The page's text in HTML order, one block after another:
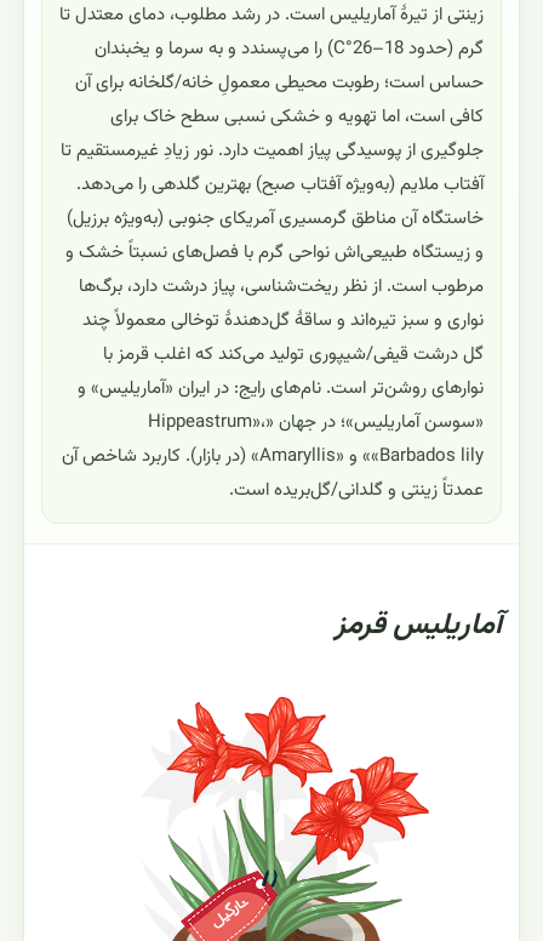
زینتی از تیرهٔ آماریلیس است. در رشد مطلوب، دمای معتدل تا
گرم (حدود 18–26°C) را می‌پسندد و به سرما و یخبندان
حساس است؛ رطوبت محیطی معمولِ خانه/گلخانه برای آن
کافی است، اما تهویه و خشکی نسبی سطح خاک برای
جلوگیری از پوسیدگی پیاز اهمیت دارد. نور زیادِ غیرمستقیم تا
آفتاب ملایم (به‌ویژه آفتاب صبح) بهترین گلدهی را می‌دهد.
خاستگاه آن مناطق گرمسیری آمریکای جنوبی (به‌ویژه برزیل)
و زیستگاه طبیعی‌اش نواحی گرم با فصل‌های نسبتاً خشک و
مرطوب است. از نظر ریخت‌شناسی، پیاز درشت دارد، برگ‌ها
نواری و سبز تیره‌اند و ساقهٔ گل‌دهندهٔ توخالی معمولاً چند
گل درشت قیفی/شیپوری تولید می‌کند که اغلب قرمز با
نوارهای روشن‌تر است. نام‌های رایج: در ایران «آماریلیس» و
«سوسن آماریلیس»؛ در جهان «Hippeastrum»،
«Barbados lily» و «Amaryllis» (در بازار). کاربرد شاخص آن
عمدتاً زینتی و گلدانی/گل‌بریده است.
آماریلیس قرمز